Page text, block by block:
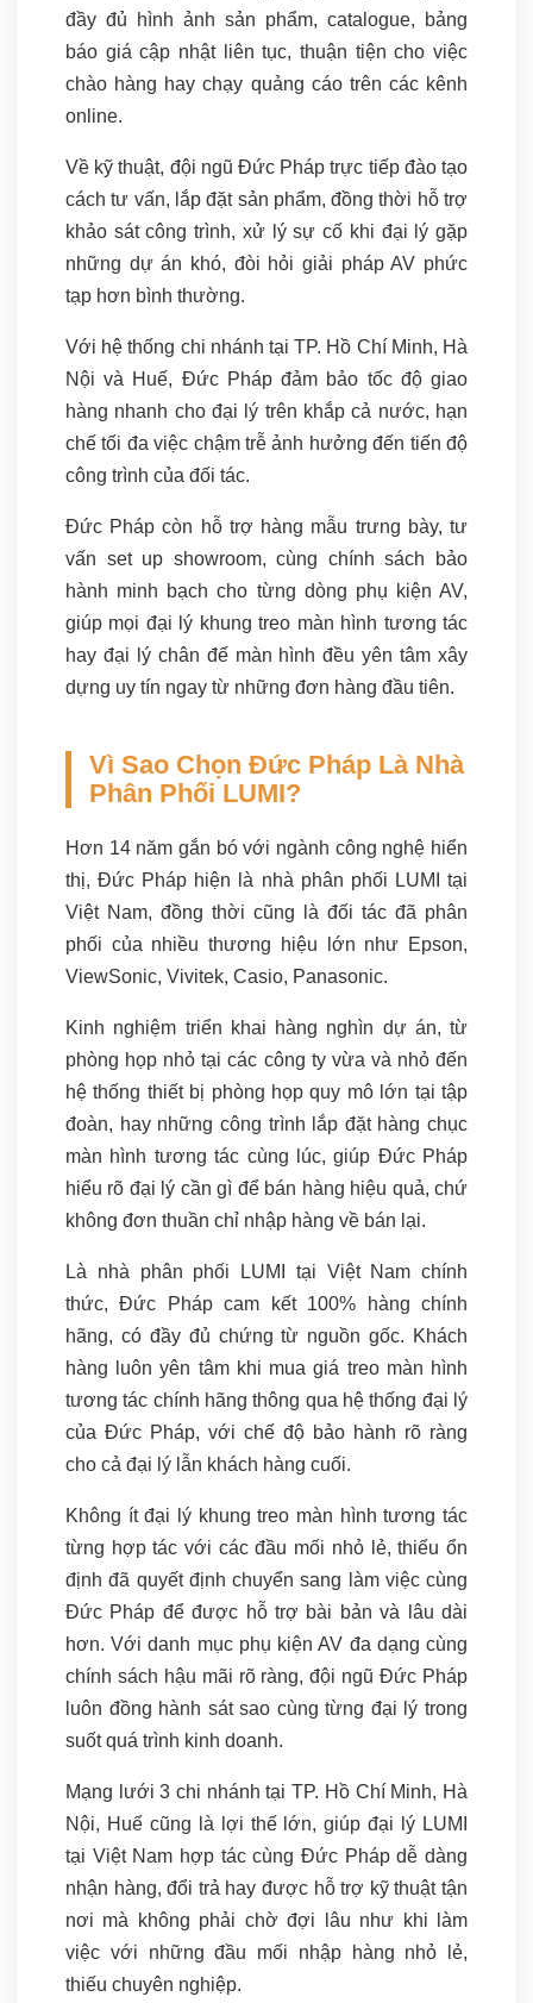
đầy đủ hình ảnh sản phẩm, catalogue, bảng
báo giá cập nhật liên tục, thuận tiện cho việc
chào hàng hay chạy quảng cáo trên các kênh
online.
Về kỹ thuật, đội ngũ Đức Pháp trực tiếp đào tạo
cách tư vấn, lắp đặt sản phẩm, đồng thời hỗ trợ
khảo sát công trình, xử lý sự cố khi đại lý gặp
những dự án khó, đòi hỏi giải pháp AV phức
tạp hơn bình thường.
Với hệ thống chi nhánh tại TP. Hồ Chí Minh, Hà
Nội và Huế, Đức Pháp đảm bảo tốc độ giao
hàng nhanh cho đại lý trên khắp cả nước, hạn
chế tối đa việc chậm trễ ảnh hưởng đến tiến độ
công trình của đối tác.
Đức Pháp còn hỗ trợ hàng mẫu trưng bày, tư
vấn set up showroom, cùng chính sách bảo
hành minh bạch cho từng dòng phụ kiện AV,
giúp mọi đại lý khung treo màn hình tương tác
hay đại lý chân đế màn hình đều yên tâm xây
dựng uy tín ngay từ những đơn hàng đầu tiên.
Vì Sao Chọn Đức Pháp Là Nhà
Phân Phối LUMI?
Hơn 14 năm gắn bó với ngành công nghệ hiển
thị, Đức Pháp hiện là nhà phân phối LUMI tại
Việt Nam, đồng thời cũng là đối tác đã phân
phối của nhiều thương hiệu lớn như Epson,
ViewSonic, Vivitek, Casio, Panasonic.
Kinh nghiệm triển khai hàng nghìn dự án, từ
phòng họp nhỏ tại các công ty vừa và nhỏ đến
hệ thống thiết bị phòng họp quy mô lớn tại tập
đoàn, hay những công trình lắp đặt hàng chục
màn hình tương tác cùng lúc, giúp Đức Pháp
hiểu rõ đại lý cần gì để bán hàng hiệu quả, chứ
không đơn thuần chỉ nhập hàng về bán lại.
Là nhà phân phối LUMI tại Việt Nam chính
thức, Đức Pháp cam kết 100% hàng chính
hãng, có đầy đủ chứng từ nguồn gốc. Khách
hàng luôn yên tâm khi mua giá treo màn hình
tương tác chính hãng thông qua hệ thống đại lý
của Đức Pháp, với chế độ bảo hành rõ ràng
cho cả đại lý lẫn khách hàng cuối.
Không ít đại lý khung treo màn hình tương tác
từng hợp tác với các đầu mối nhỏ lẻ, thiếu ổn
định đã quyết định chuyển sang làm việc cùng
Đức Pháp để được hỗ trợ bài bản và lâu dài
hơn. Với danh mục phụ kiện AV đa dạng cùng
chính sách hậu mãi rõ ràng, đội ngũ Đức Pháp
luôn đồng hành sát sao cùng từng đại lý trong
suốt quá trình kinh doanh.
Mạng lưới 3 chi nhánh tại TP. Hồ Chí Minh, Hà
Nội, Huế cũng là lợi thế lớn, giúp đại lý LUMI
tại Việt Nam hợp tác cùng Đức Pháp dễ dàng
nhận hàng, đổi trả hay được hỗ trợ kỹ thuật tận
nơi mà không phải chờ đợi lâu như khi làm
việc với những đầu mối nhập hàng nhỏ lẻ,
thiếu chuyên nghiệp.